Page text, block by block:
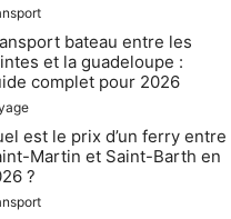
bateau entre les
et la guadeloupe :
complet pour 2026
est le prix d’un ferry entre
Martin et Saint-Barth en
?